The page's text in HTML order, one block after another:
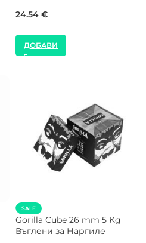
24.54 €
ДОБАВИ
SALE
Gorilla Cube 26 mm 5 Kg
Въглени за Наргиле